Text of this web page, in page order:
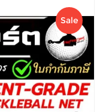
Sale